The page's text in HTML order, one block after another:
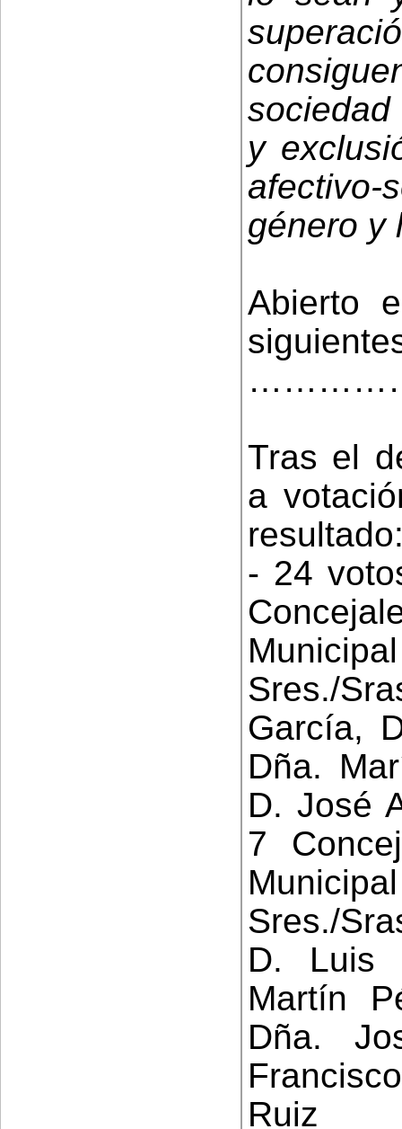
y
género y
Abierto
Tras el
a
- 24
Sres./
García,
Dña.
D. José
7
Sres./
D. Luis
Martín
Dña.
Ruiz